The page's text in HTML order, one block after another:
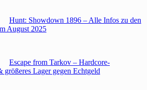
Hunt: Showdown 1896 – Alle Infos zu den
August 2025
Escape from Tarkov – Hardcore-
größeres Lager gegen Echtgeld